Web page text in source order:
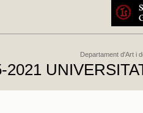
Departament d'Art i
2021